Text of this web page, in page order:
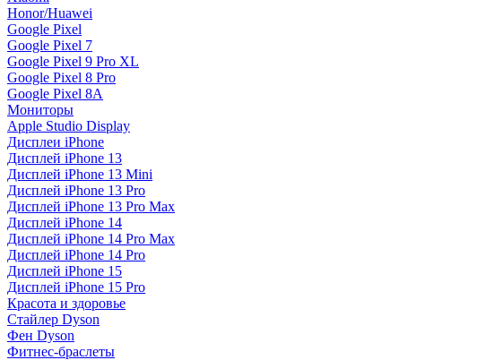
Honor/Huawei
Google Pixel
Google Pixel 7
Google Pixel 9 Pro XL
Google Pixel 8 Pro
Google Pixel 8A
Мониторы
Apple Studio Display
Дисплеи iPhone
Дисплей iPhone 13
Дисплей iPhone 13 Mini
Дисплей iPhone 13 Pro
Дисплей iPhone 13 Pro Max
Дисплей iPhone 14
Дисплей iPhone 14 Pro Max
Дисплей iPhone 14 Pro
Дисплей iPhone 15
Дисплей iPhone 15 Pro
Красота и здоровье
Стайлер Dyson
Фен Dyson
Фитнес-браслеты